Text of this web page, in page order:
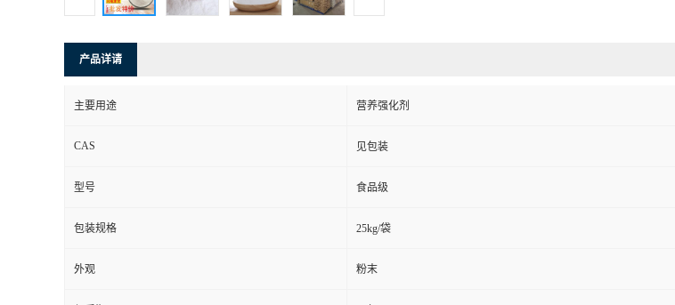
产品详请
主要用途 营养强化剂
CAS 见包装
型号 食品级
包装规格 25kg/袋
外观 粉末